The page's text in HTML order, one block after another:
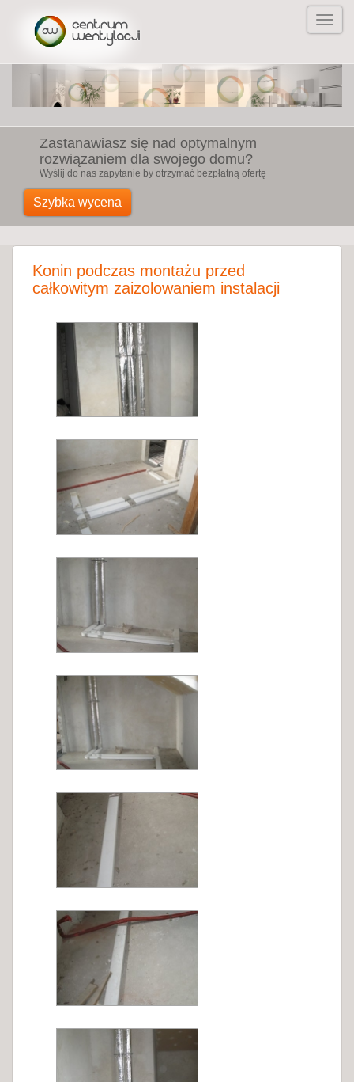
Zastanawiasz się nad optymalnym
rozwiązaniem dla swojego domu?
Wyślij do nas zapytanie by otrzymać bezpłatną ofertę
Szybka wycena
Konin podczas montażu przed
całkowitym zaizolowaniem instalacji